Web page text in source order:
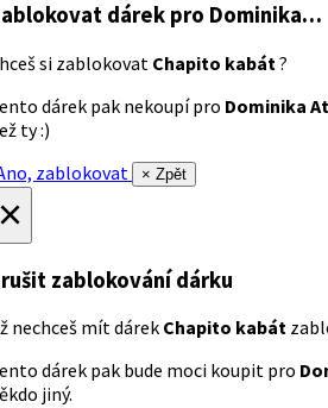
dárek pro Dominika…
si zablokovat Chapito kabát ?
dárek pak nekoupí pro Dominika
ty :)
zablokovat
× Zpět
zablokování dárku
nechceš mít dárek Chapito kabát
dárek pak bude moci koupit pro
jiný.